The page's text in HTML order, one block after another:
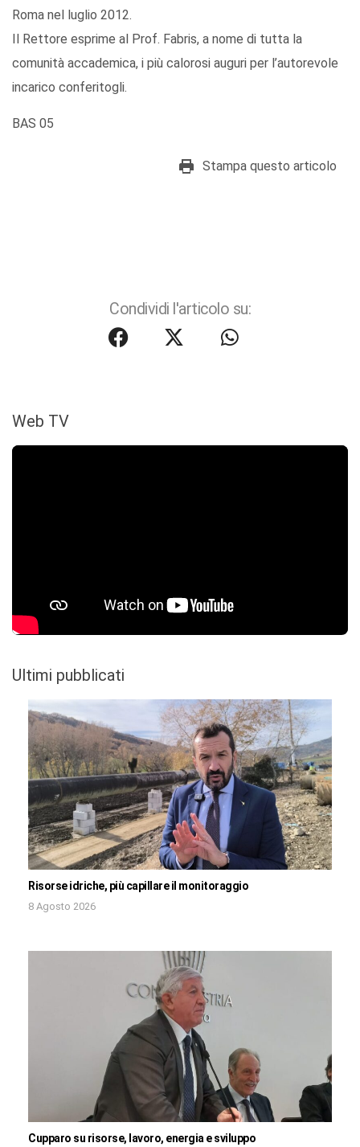
Roma nel luglio 2012.
Il Rettore esprime al Prof. Fabris, a nome di tutta la
comunità accademica, i più calorosi auguri per l’autorevole
incarico conferitogli.
BAS 05
Stampa questo articolo
Condividi l'articolo su:
Web TV
Ultimi pubblicati
Risorse idriche, più capillare il monitoraggio
8 Agosto 2026
Cupparo su risorse, lavoro, energia e sviluppo